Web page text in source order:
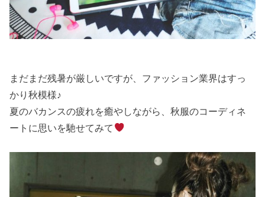
まだまだ残暑が厳しいですが、ファッション業界はすっ
かり秋模様♪
夏のバカンスの疲れを癒やしながら、秋服のコーディネ
ートに思いを馳せてみて